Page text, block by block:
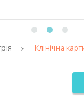
Клінічна